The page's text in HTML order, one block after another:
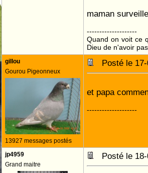
maman
--------------------
Quand on voit ce
Dieu de n'avoir
gillou
Gourou Pigeonneux
13927 messages postés
Posté le
et papa
--------------------
jp4959
Grand maitre
Posté le